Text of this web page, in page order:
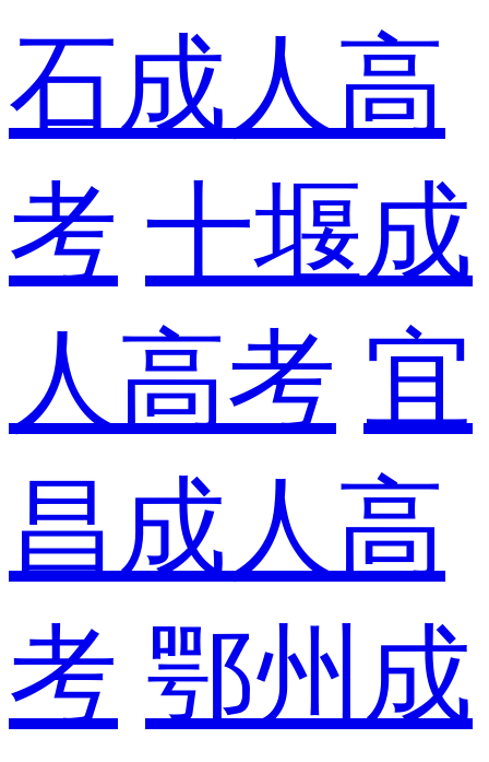
石成人高
考 十堰成
人高考 宜
昌成人高
考 鄂州成